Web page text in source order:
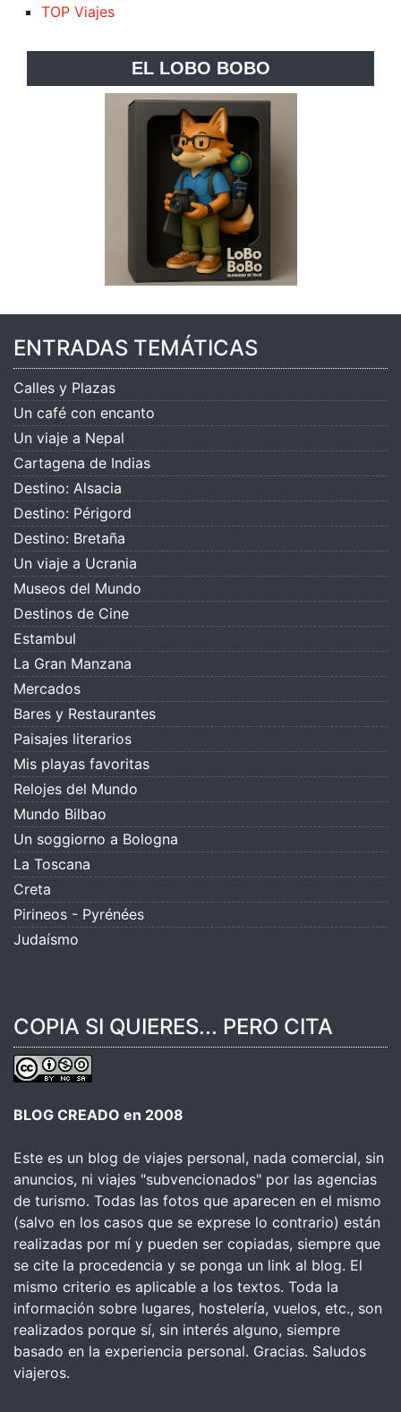
TOP Viajes
EL LOBO BOBO
ENTRADAS TEMÁTICAS
Calles y Plazas
Un café con encanto
Un viaje a Nepal
Cartagena de Indias
Destino: Alsacia
Destino: Périgord
Destino: Bretaña
Un viaje a Ucrania
Museos del Mundo
Destinos de Cine
Estambul
La Gran Manzana
Mercados
Bares y Restaurantes
Paisajes literarios
Mis playas favoritas
Relojes del Mundo
Mundo Bilbao
Un soggiorno a Bologna
La Toscana
Creta
Pirineos - Pyrénées
Judaísmo
COPIA SI QUIERES... PERO CITA
BLOG CREADO en 2008
Este es un blog de viajes personal, nada comercial, sin
anuncios, ni viajes "subvencionados" por las agencias
de turismo. Todas las fotos que aparecen en el mismo
(salvo en los casos que se exprese lo contrario) están
realizadas por mí y pueden ser copiadas, siempre que
se cite la procedencia y se ponga un link al blog. El
mismo criterio es aplicable a los textos. Toda la
información sobre lugares, hostelería, vuelos, etc., son
realizados porque sí, sin interés alguno, siempre
basado en la experiencia personal. Gracias. Saludos
viajeros.